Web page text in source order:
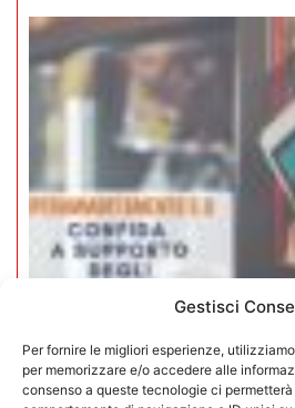
Gestisci
Per fornire le migliori esperienze,
per memorizzare e/o accedere alle
consenso a queste tecnologie ci
Iperammortamento
apre uno sportello